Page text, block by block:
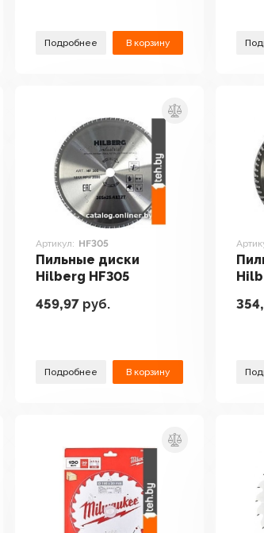
Подробнее В корзину
Артикул: HF305
Пильные диски
Hilberg HF305
459,97 руб.
Подробнее В корзину